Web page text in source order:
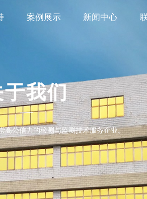
案例展示 新闻中心
于我们
高公信力的检测与监测技术服务企业。